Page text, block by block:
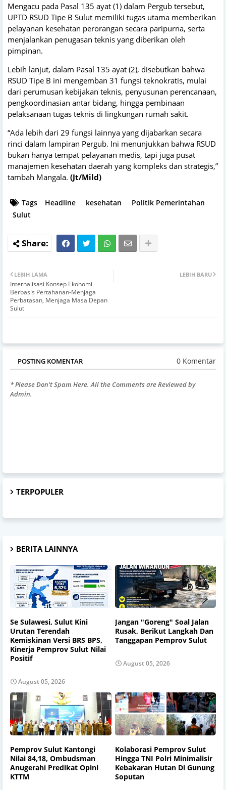
Mengacu pada Pasal 135 ayat (1) dalam Pergub tersebut,
UPTD RSUD Tipe B Sulut memiliki tugas utama memberikan
pelayanan kesehatan perorangan secara paripurna, serta
menjalankan penugasan teknis yang diberikan oleh
pimpinan.
Lebih lanjut, dalam Pasal 135 ayat (2), disebutkan bahwa
RSUD Tipe B ini mengemban 31 fungsi teknokratis, mulai
dari perumusan kebijakan teknis, penyusunan perencanaan,
pengkoordinasian antar bidang, hingga pembinaan
pelaksanaan tugas teknis di lingkungan rumah sakit.
“Ada lebih dari 29 fungsi lainnya yang dijabarkan secara
rinci dalam lampiran Pergub. Ini menunjukkan bahwa RSUD
bukan hanya tempat pelayanan medis, tapi juga pusat
manajemen kesehatan daerah yang kompleks dan strategis,”
tambah Mangala. (Jt/Mild)
Tags Headline kesehatan
Politik Pemerintahan
Sulut
LEBIH BARU
LEBIH LAMA
Internalisasi Konsep Ekonomi
Berbasis Pertahanan-Menjaga
Perbatasan, Menjaga Masa Depan
Sulut
POSTING KOMENTAR 0 Komentar
* Please Don't Spam Here. All the Comments are Reviewed by
Admin.
TERPOPULER
BERITA LAINNYA
Se Sulawesi, Sulut Kini
Urutan Terendah
Kemiskinan Versi BRS BPS,
Kinerja Pemprov Sulut Nilai
Positif
August 05, 2026
Jangan "Goreng" Soal Jalan
Rusak, Berikut Langkah Dan
Tanggapan Pemprov Sulut
August 05, 2026
Pemprov Sulut Kantongi
Nilai 84,18, Ombudsman
Anugerahi Predikat Opini
KTTM
Kolaborasi Pemprov Sulut
Hingga TNI Polri Minimalisir
Kebakaran Hutan Di Gunung
Soputan